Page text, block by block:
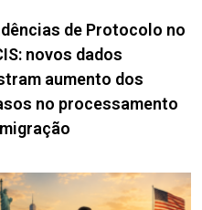
de Protocolo no
novos dados
aumento dos
no processamento